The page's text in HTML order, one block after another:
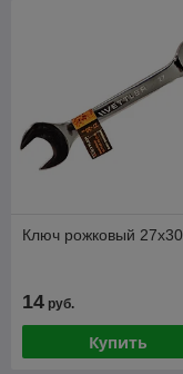
Ключ рожковый 27х30
14 руб.
Купить